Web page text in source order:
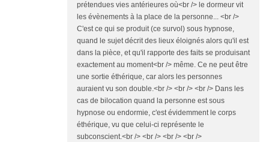
prétendues vies antérieures où<br /> le dormeur vit
les évènements à la place de la personne... <br />
C'est ce qui se produit (ce survol) sous hypnose,
quand le sujet décrit des lieux éloignés alors qu'il est
dans la pièce, et qu'il rapporte des faits se produisant
exactement au moment<br /> même. Ce ne peut être
une sortie éthérique, car alors les personnes
auraient vu son double.<br /> <br /> <br /> Dans les
cas de bilocation quand la personne est sous
hypnose ou endormie, c'est évidemment le corps
éthérique, vu que celui-ci représente le
subconscient.<br /> <br /> <br /> <br />